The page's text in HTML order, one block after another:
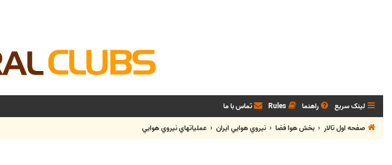
لینک سریع راهنما Rules تماس با ما
صفحه اول تالار
بخش هوا فضا نيروي هوايي ايران عملیاتهاي نيروي هوايي